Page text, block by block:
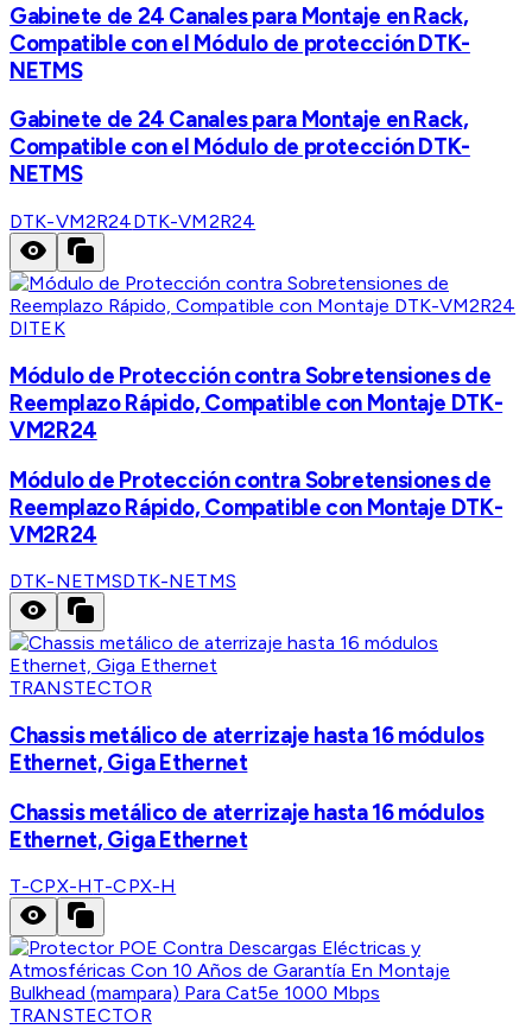
Gabinete de 24 Canales para Montaje en Rack,
Compatible con el Módulo de protección DTK-
NETMS
Gabinete de 24 Canales para Montaje en Rack,
Compatible con el Módulo de protección DTK-
NETMS
DTK-VM2R24DTK-VM2R24
DITEK
Módulo de Protección contra Sobretensiones de
Reemplazo Rápido, Compatible con Montaje DTK-
VM2R24
Módulo de Protección contra Sobretensiones de
Reemplazo Rápido, Compatible con Montaje DTK-
VM2R24
DTK-NETMSDTK-NETMS
TRANSTECTOR
Chassis metálico de aterrizaje hasta 16 módulos
Ethernet, Giga Ethernet
Chassis metálico de aterrizaje hasta 16 módulos
Ethernet, Giga Ethernet
T-CPX-HT-CPX-H
TRANSTECTOR